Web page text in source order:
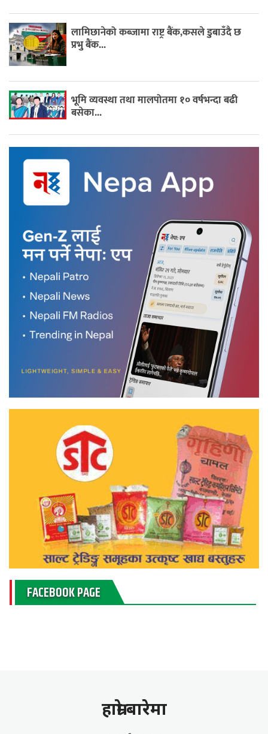
लामिछानेको कब्जामा राष्ट्र बैंक,कसले डुबाउँदै छ
प्रभु बैंक...
भूमि व्यवस्था तथा मालपोतमा १० वर्षभन्दा बढी
बसेका...
FACEBOOK PAGE
हाम्राे बारेमा